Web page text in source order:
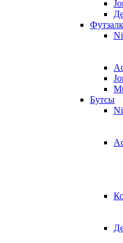
Бутсы